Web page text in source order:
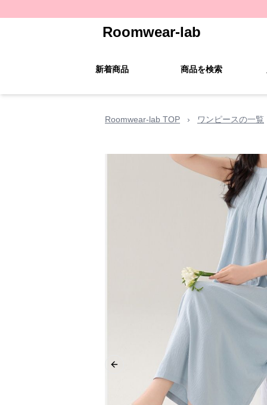
Roomwear-lab
新着商品 商品を検索
Roomwear-lab TOP › ワンピースの一覧
Previous slide